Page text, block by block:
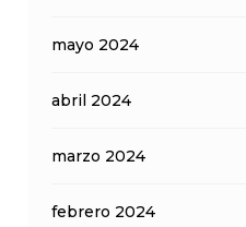
mayo 2024
abril 2024
marzo 2024
febrero 2024